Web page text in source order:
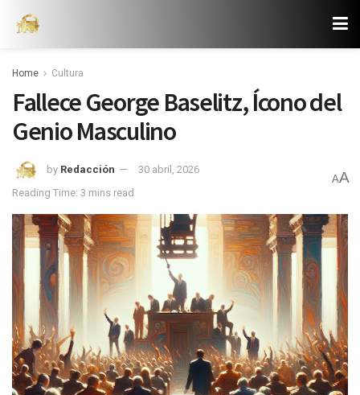
Home Cultura
Fallece George Baselitz, Ícono del
Genio Masculino
by Redacción
30 abril, 2026
Reading Time: 3 mins read
AA